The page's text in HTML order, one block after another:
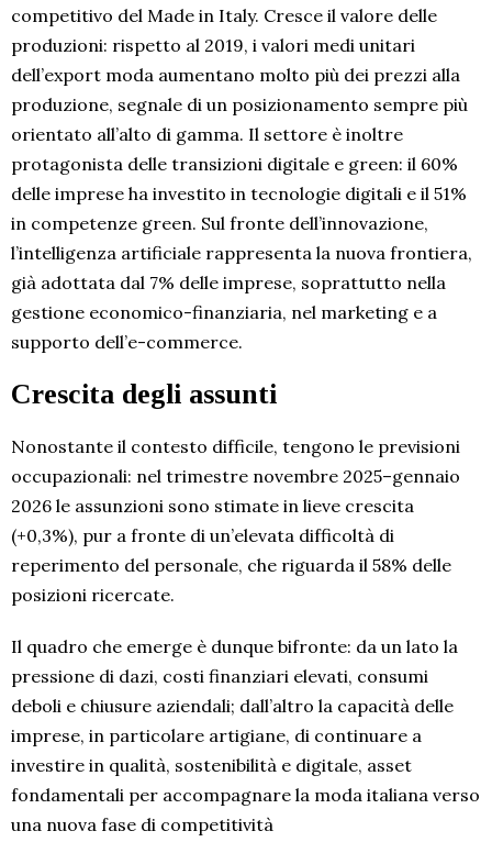
competitivo del Made in Italy. Cresce il valore delle
produzioni: rispetto al 2019, i valori medi unitari
dell’export moda aumentano molto più dei prezzi alla
produzione, segnale di un posizionamento sempre più
orientato all’alto di gamma. Il settore è inoltre
protagonista delle transizioni digitale e green: il 60%
delle imprese ha investito in tecnologie digitali e il 51%
in competenze green. Sul fronte dell’innovazione,
l’intelligenza artificiale rappresenta la nuova frontiera,
già adottata dal 7% delle imprese, soprattutto nella
gestione economico-finanziaria, nel marketing e a
supporto dell’e-commerce.
Crescita degli assunti
Nonostante il contesto difficile, tengono le previsioni
occupazionali: nel trimestre novembre 2025–gennaio
2026 le assunzioni sono stimate in lieve crescita
(+0,3%), pur a fronte di un’elevata difficoltà di
reperimento del personale, che riguarda il 58% delle
posizioni ricercate.
Il quadro che emerge è dunque bifronte: da un lato la
pressione di dazi, costi finanziari elevati, consumi
deboli e chiusure aziendali; dall’altro la capacità delle
imprese, in particolare artigiane, di continuare a
investire in qualità, sostenibilità e digitale, asset
fondamentali per accompagnare la moda italiana verso
una nuova fase di competitività